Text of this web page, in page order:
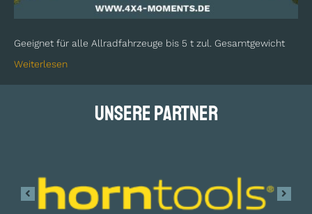
Geeignet für alle Allradfahrzeuge bis 5 t zul. Gesamtgewicht
Weiterlesen
Unsere Partner